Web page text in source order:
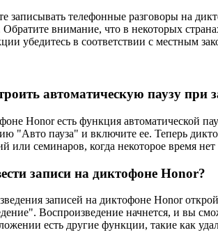
записывать телефонные разговоры на
внимание, что в некоторых
убедитесь в соответствии с местным
автоматическую паузу при
Honor есть функция автоматической
"Авто пауза" и включите ее. Теперь
или семинаров, когда некоторое время нет
записи на диктофоне Honor?
записей на диктофоне Honor
Воспроизведение начнется, и вы
есть другие функции, такие как